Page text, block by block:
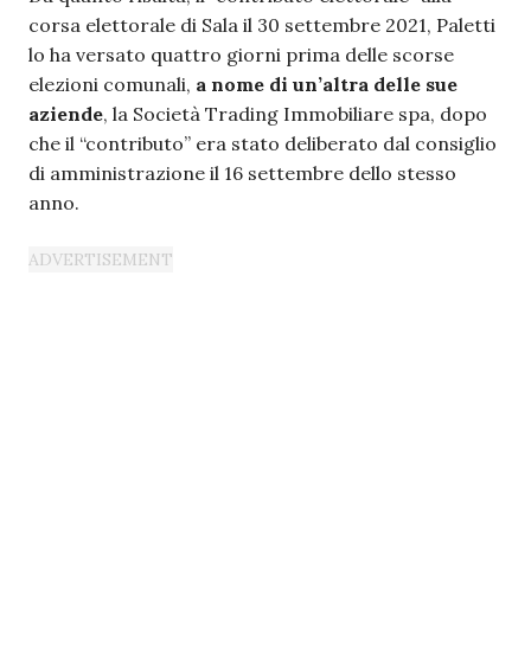
corsa elettorale di Sala il 30 settembre 2021, Paletti
lo ha versato quattro giorni prima delle scorse
elezioni comunali, a nome di un’altra delle sue
aziende, la Società Trading Immobiliare spa, dopo
che il “contributo” era stato deliberato dal consiglio
di amministrazione il 16 settembre dello stesso
anno.